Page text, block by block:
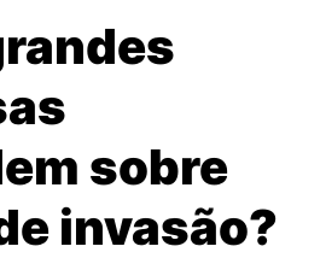
sobre
invasão?